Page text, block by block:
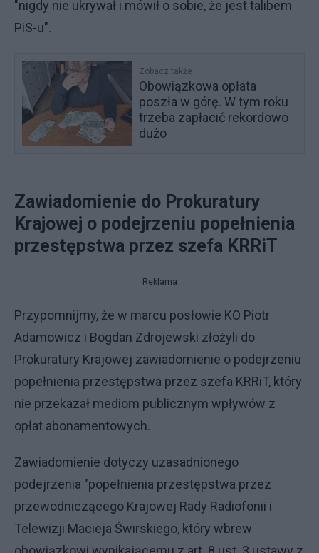
"nigdy nie ukrywał i mówił o sobie, że jest talibem
PiS-u".
Zobacz także
Obowiązkowa opłata
poszła w górę. W tym roku
trzeba zapłacić rekordowo
dużo
Zawiadomienie do Prokuratury
Krajowej o podejrzeniu popełnienia
przestępstwa przez szefa KRRiT
Reklama
Przypomnijmy, że w marcu posłowie KO Piotr
Adamowicz i Bogdan Zdrojewski złożyli do
Prokuratury Krajowej zawiadomienie o podejrzeniu
popełnienia przestępstwa przez szefa KRRiT, który
nie przekazał mediom publicznym wpływów z
opłat abonamentowych.
Zawiadomienie dotyczy uzasadnionego
podejrzenia "popełnienia przestępstwa przez
przewodniczącego Krajowej Rady Radiofonii i
Telewizji Macieja Świrskiego, który wbrew